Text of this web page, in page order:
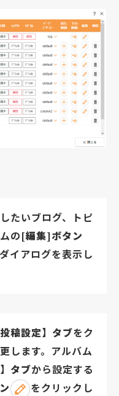
たいブログ、トピ
の[編集]ボタン
イアログを表示し
投稿設定】タブをク
します。アルバム
タブから設定する
をクリックし